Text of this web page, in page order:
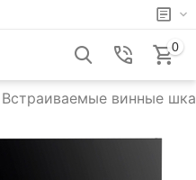
0
Встраиваемые винные